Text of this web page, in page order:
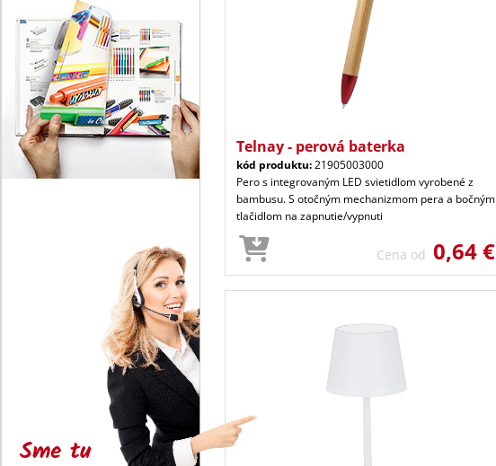
Sme tu
Telnay - perová baterka
kód produktu:21905003000
Pero s integrovaným LED svietidlom vyrobené z
bambusu. S otočným mechanizmom pera a bočným
tlačidlom na zapnutie/vypnuti
Cena od 0,64 €